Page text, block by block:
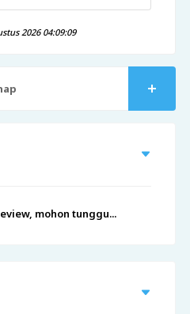
2026 04:09:09
mohon tunggu...